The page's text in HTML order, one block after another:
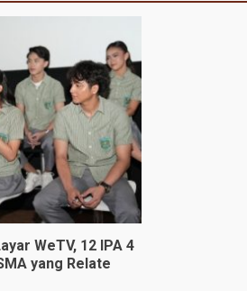
WeTV, 12 IPA 4
yang Relate